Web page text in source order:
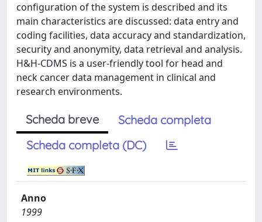
configuration of the system is described and its
main characteristics are discussed: data entry and
coding facilities, data accuracy and standardization,
security and anonymity, data retrieval and analysis.
H&H-CDMS is a user-friendly tool for head and
neck cancer data management in clinical and
research environments.
Scheda breve
Scheda completa
Scheda completa (DC)
Anno
1999